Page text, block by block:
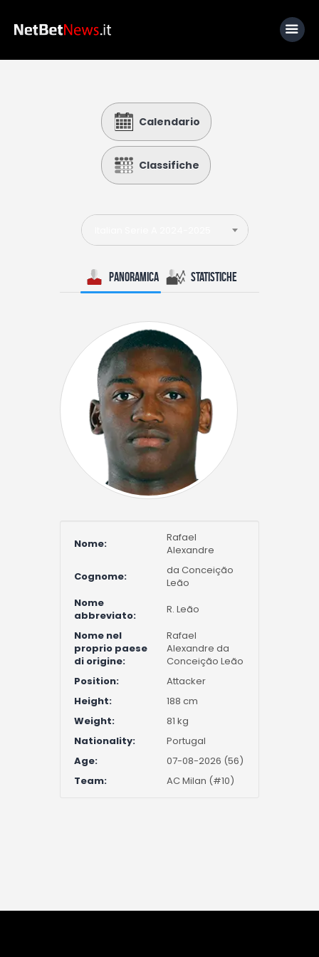
Calcio
Basket
Tennis
Lo Sapevi Che
I consigli di Giulia
Calendario
Classifiche
Panoramica Statistiche
Nome:
Rafael
Alexandre
Cognome:
da Conceição
Leão
Nome
abbreviato:
R. Leão
Nome nel
proprio paese
di origine:
Rafael
Alexandre da
Conceição Leão
Position:
Attacker
Height:
188 cm
Weight:
81 kg
Nationality:
Portugal
Age:
07-08-2026 (56)
Team:
AC Milan (#10)